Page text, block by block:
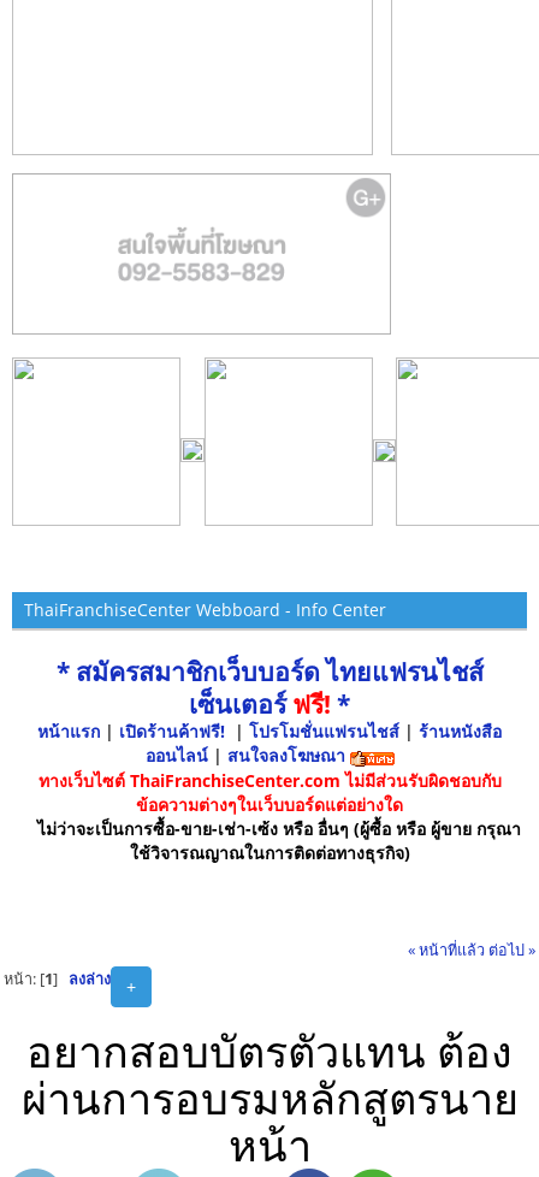
ThaiFranchiseCenter Webboard - Info Center
* สมัครสมาชิกเว็บบอร์ด ไทยแฟรนไชส์
เซ็นเตอร์ฟรี! *
หน้าแรก | เปิดร้านค้าฟรี! | โปรโมชั่นแฟรนไชส์ | ร้านหนังสือ
ออนไลน์ | สนใจลงโฆษณา
ทางเว็บไซต์ ThaiFranchiseCenter.com ไม่มีส่วนรับผิดชอบกับ
ข้อความต่างๆในเว็บบอร์ดแต่อย่างใด
ไม่ว่าจะเป็นการซื้อ-ขาย-เช่า-เซ้ง หรือ อื่นๆ (ผู้ซื้อ หรือ ผู้ขาย กรุณา
ใช้วิจารณญาณในการติดต่อทางธุรกิจ)
« หน้าที่แล้ว ต่อไป »
+
หน้า: [1] ลงล่าง
อยากสอบบัตรตัวแทน ต้อง
ผ่านการอบรมหลักสูตรนาย
หน้า